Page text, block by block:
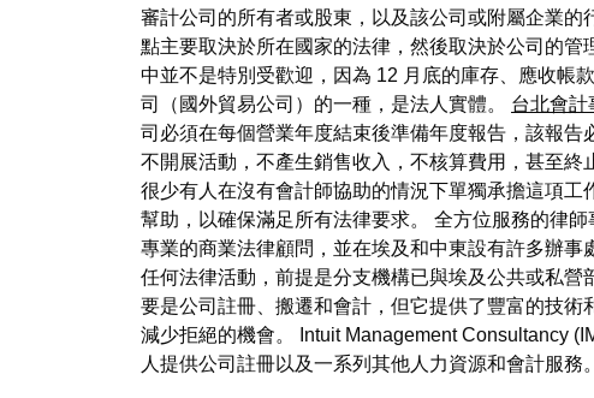
審計公司的所有者或股東，以及該公司或附屬企業
點主要取決於所在國家的法律，然後取決於公司的
中並不是特別受歡迎，因為 12 月底的庫存、應收帳
司（國外貿易公司）的一種，是法人實體。 台北會計
司必須在每個營業年度結束後準備年度報告，該報
不開展活動，不產生銷售收入，不核算費用，甚至
很少有人在沒有會計師協助的情況下單獨承擔這項
幫助，以確保滿足所有法律要求。 全方位服務的律
專業的商業法律顧問，並在埃及和中東設有許多辦
任何法律活動，前提是分支機構已與埃及公共或私
要是公司註冊、搬遷和會計，但它提供了豐富的技術
減少拒絕的機會。 Intuit Management Consultancy
人提供公司註冊以及一系列其他人力資源和會計服